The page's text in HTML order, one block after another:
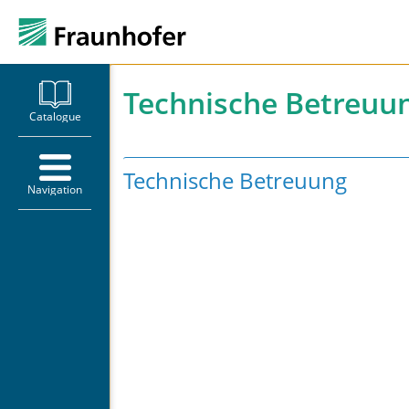
Catalogue
Navigation
Technische
Technische Betreuung